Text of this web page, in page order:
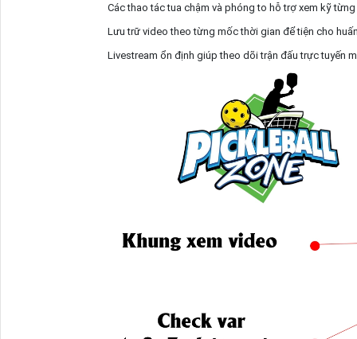
Các thao tác tua chậm và phóng to hỗ trợ xem kỹ
Lưu trữ video theo từng mốc thời gian để tiện cho
Livestream ổn định giúp theo dõi trận đấu trực tuyến